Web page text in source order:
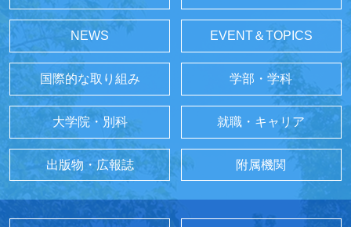
NEWS EVENT＆TOPICS
国際的な取り組み 学部・学科
大学院・別科 就職・キャリア
出版物・広報誌 附属機関